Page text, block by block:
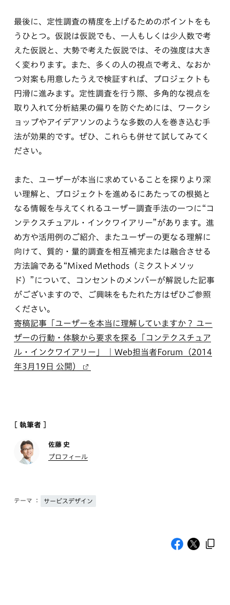
最後に、定性調査の精度を上げるためのポイントをも
うひとつ。仮説は仮説でも、一人もしくは少人数で考
えた仮説と、大勢で考えた仮説では、その強度は大き
く変わります。また、多くの人の視点で考え、なおか
つ対案も用意したうえで検証すれば、プロジェクトも
円滑に進みます。定性調査を行う際、多角的な視点を
取り入れて分析結果の偏りを防ぐためには、ワークシ
ョップやアイデアソンのような多数の人を巻き込む手
法が効果的です。ぜひ、これらも併せて試してみてく
ださい。
また、ユーザーが本当に求めていることを探りより深
い理解と、プロジェクトを進めるにあたっての根拠と
なる情報を与えてくれるユーザー調査手法の一つに“コ
ンテクスチュアル・インクワイアリー”があります。進
め方や活用例のご紹介、またユーザーの更なる理解に
向けて、質的・量的調査を相互補完または融合させる
方法論である“Mixed Methods（ミクストメソッ
ド）”について、コンセントのメンバーが解説した記事
がございますので、ご興味をもたれた方はぜひご参照
ください。
寄稿記事「ユーザーを本当に理解していますか？ ユー
ザーの行動・体験から要求を探る「コンテクスチュア
ル・インクワイアリー」 ｜Web担当者Forum（2014
年3月19日 公開）
[ 執筆者 ]
佐藤 史
プロフィール
テーマ ： サービスデザイン